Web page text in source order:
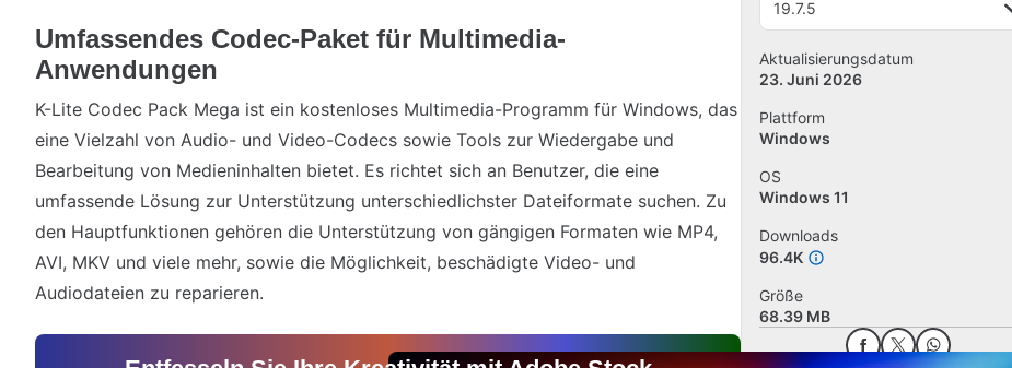
Umfassendes Codec-Paket für Multimedia-
Anwendungen
K-Lite Codec Pack Mega ist ein kostenloses Multimedia-Programm für Windows, das
eine Vielzahl von Audio- und Video-Codecs sowie Tools zur Wiedergabe und
Bearbeitung von Medieninhalten bietet. Es richtet sich an Benutzer, die eine
umfassende Lösung zur Unterstützung unterschiedlichster Dateiformate suchen. Zu
den Hauptfunktionen gehören die Unterstützung von gängigen Formaten wie MP4,
AVI, MKV und viele mehr, sowie die Möglichkeit, beschädigte Video- und
Audiodateien zu reparieren.
19.7.5
Aktualisierungsdatum
23. Juni 2026
Plattform
Windows
OS
Windows 11
Downloads
96.4K
Größe
68.39 MB